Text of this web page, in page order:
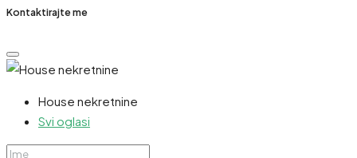
Kontaktirajte me
House nekretnine
Svi oglasi